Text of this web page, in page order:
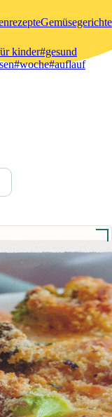
Gemüsegerichte
kinder#gesund
#woche#auflauf